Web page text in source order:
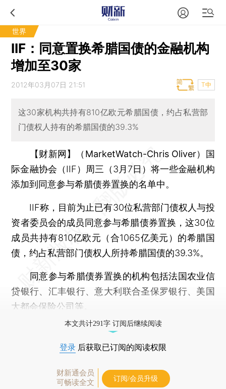
世界
IIF：同意置换希腊国债的金融机构
增加至30家
2012年03月07日 21:51 T中
这30家机构共持有810亿欧元希腊国债，约占私营部
门债权人持有的希腊国债的39.3%
【财新网】（MarketWatch-Chris Oliver）
国
际金融协会（IIF）周三（3月7日）将一些金融机构
添加到同意参与希腊债券置换的名单中。
IIF称，目前为止已有30位私营部门债权人与投
资者委员会的成员同意参与希腊债券置换，这30位
成员共持有810亿欧元（合1065亿美元）的希腊国
债，约占私营部门债权人所持希腊国债的39.3%。
同意参与希腊债券置换的机构包括法国农业信
贷银行、汇丰银行、意大利联合圣保罗银行、美国
大都会保险公司等。
本文共计291字 订阅后继续阅读
登录 后获取已订阅的阅读权限
财新通会员
可畅读全文
订阅/会员升级